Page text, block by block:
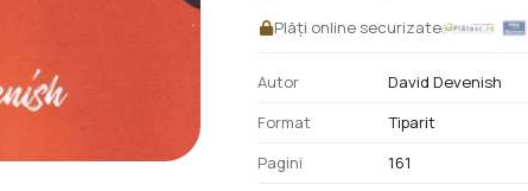
Plăți online securizate
Autor
David Devenish
Format
Tiparit
Pagini
161